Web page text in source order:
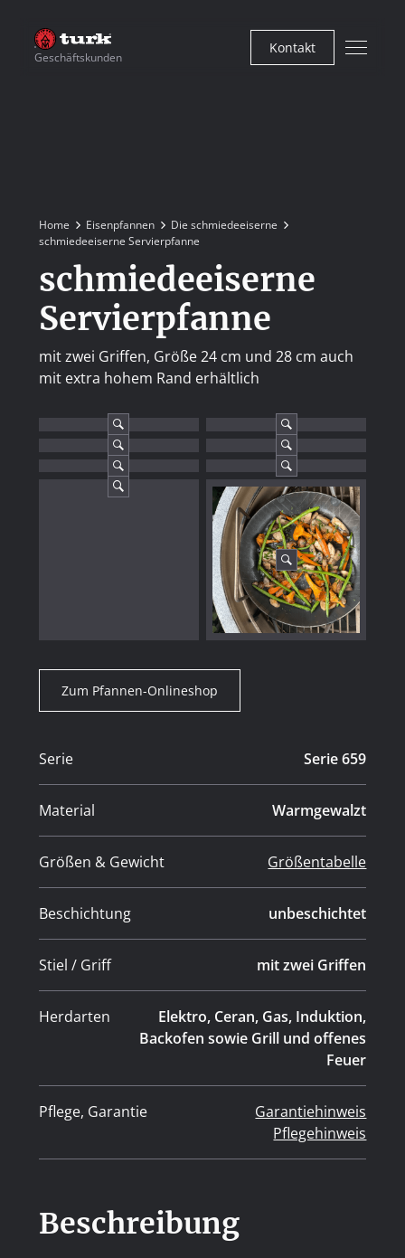
Geschäftskunden
Kontakt
Home Eisenpfannen
Die schmiedeeiserne
schmiedeeiserne Servierpfanne
schmiedeeiserne
Servierpfanne
mit zwei Griffen, Größe 24 cm und 28 cm auch
mit extra hohem Rand erhältlich
Zum Pfannen-Onlineshop
Serie Serie 659
Material Warmgewalzt
Größen & Gewicht Größentabelle
Beschichtung unbeschichtet
Stiel / Griff mit zwei Griffen
Herdarten
Elektro, Ceran, Gas, Induktion,
Backofen sowie Grill und offenes
Feuer
Pflege, Garantie
Garantiehinweis
Pflegehinweis
Beschreibung